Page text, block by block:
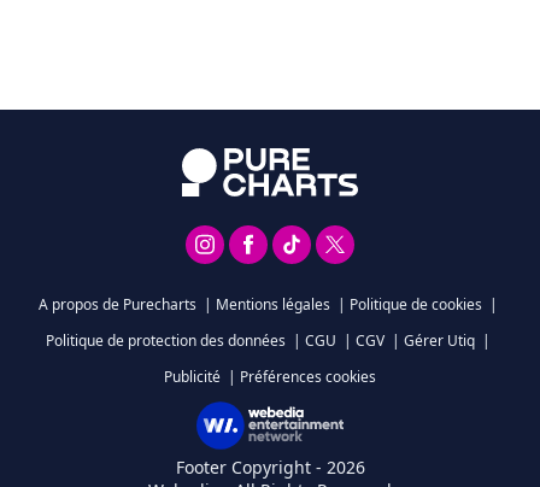
A propos de Purecharts | Mentions légales | Politique de cookies |
Politique de protection des données | CGU | CGV | Gérer Utiq |
Publicité | Préférences cookies
Footer Copyright - 2026